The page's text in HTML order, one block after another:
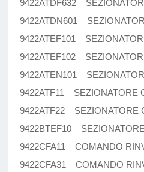
9422ATDF632
9422ATDN601
9422ATEF101
9422ATEF102
9422ATEN101
9422ATF11 SEZIONATORE
9422ATF22 SEZIONATORE
9422BTEF10
9422CFA11 COMANDO
9422CFA31 COMANDO